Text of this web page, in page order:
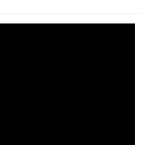
스케치북5